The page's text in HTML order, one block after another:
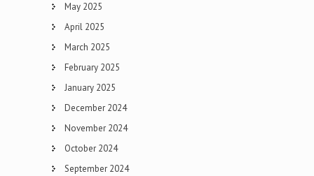
May 2025
April 2025
March 2025
February 2025
January 2025
December 2024
November 2024
October 2024
September 2024